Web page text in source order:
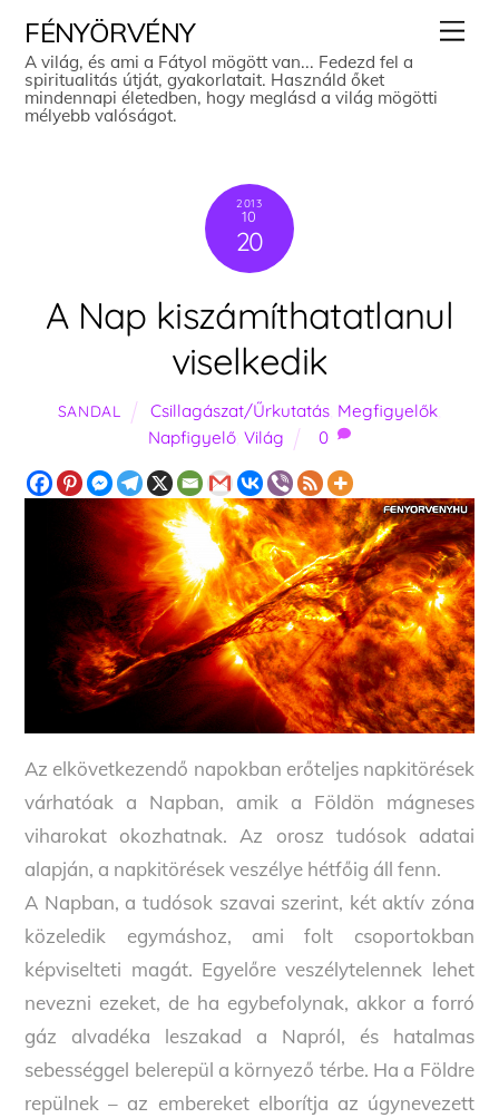
content
FÉNYÖRVÉNY
A világ, és ami a Fátyol mögött van... Fedezd fel a
spiritualitás útját, gyakorlatait. Használd őket
mindennapi életedben, hogy meglásd a világ mögötti
mélyebb valóságot.
2013
10
20
A Nap kiszámíthatatlanul
viselkedik
SANDAL Csillagászat/Űrkutatás Megfigyelők
Napfigyelő ,Világ 0
Az elkövetkezendő napokban erőteljes napkitörések
várhatóak a Napban, amik a Földön mágneses
viharokat okozhatnak. Az orosz tudósok adatai
alapján, a napkitörések veszélye hétfőig áll fenn.
A Napban, a tudósok szavai szerint, két aktív zóna
közeledik egymáshoz, ami folt csoportokban
képviselteti magát. Egyelőre veszélytelennek lehet
nevezni ezeket, de ha egybefolynak, akkor a forró
gáz alvadéka leszakad a Napról, és hatalmas
sebességgel belerepül a környező térbe. Ha a Földre
repülnek – az embereket elborítja az úgynevezett